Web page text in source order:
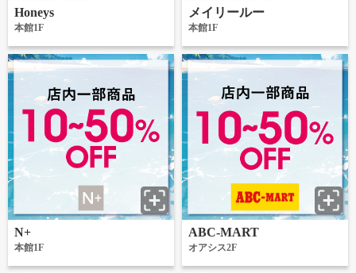
Honeys
本館1F
メイリールー
本館1F
N+
本館1F
ABC-MART
オアシス2F